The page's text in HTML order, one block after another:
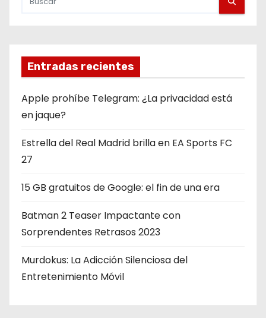
Entradas recientes
Apple prohíbe Telegram: ¿La privacidad está
en jaque?
Estrella del Real Madrid brilla en EA Sports FC
27
15 GB gratuitos de Google: el fin de una era
Batman 2 Teaser Impactante con
Sorprendentes Retrasos 2023
Murdokus: La Adicción Silenciosa del
Entretenimiento Móvil